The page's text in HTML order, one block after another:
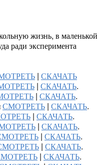
жизнь, в маленькой
ради эксперимента
| СКАЧАТЬ
| СКАЧАТЬ.
| СКАЧАТЬ.
СМОТРЕТЬ | СКАЧАТЬ.
| СКАЧАТЬ.
| СКАЧАТЬ.
| СКАЧАТЬ.
| СКАЧАТЬ.
| СКАЧАТЬ.